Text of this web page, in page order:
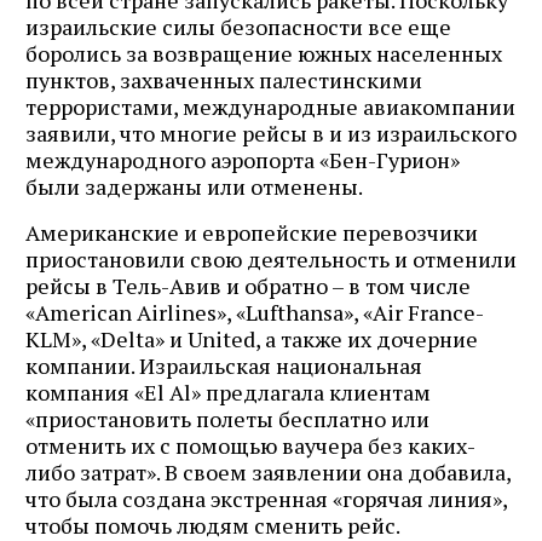
израильские силы безопасности все еще
боролись за возвращение южных населенных
пунктов, захваченных палестинскими
террористами, международные авиакомпании
заявили, что многие рейсы в и из израильского
международного аэропорта «Бен-Гурион»
были задержаны или отменены.
Американские и европейские перевозчики
приостановили свою деятельность и отменили
рейсы в Тель-Авив и обратно – в том числе
«American Airlines», «Lufthansa», «Air France-
KLM», «Delta» и United, а также их дочерние
компании. Израильская национальная
компания «El Al» предлагала клиентам
«приостановить полеты бесплатно или
отменить их с помощью ваучера без каких-
либо затрат». В своем заявлении она добавила,
что была создана экстренная «горячая линия»,
чтобы помочь людям сменить рейс.